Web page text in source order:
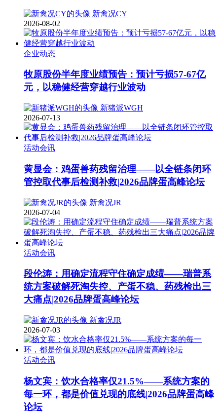
新禽况CY
2026-08-02
企业动态
牧原股份半年度业绩预告：预计亏损57-67亿
元，以稳健经营穿越行业波动
新猪派WGH
2026-07-13
活动会讯
黄显会：鸡蛋兽药残留治理——以全链条闭环
管控取代事后检测补救|2026品牌蛋高峰论坛
新禽况JR
2026-07-04
活动会讯
段伦涛：用确定流程守住确定成绩——瑞普系
统方案破解死淘失控、产蛋不稳、药残检出三
大痛点|2026品牌蛋高峰论坛
新禽况JR
2026-07-03
活动会讯
杨文宾：饮水合格率仅21.5%——系统方案的
每一环，都是价值兑现的底线|2026品牌蛋高峰
论坛